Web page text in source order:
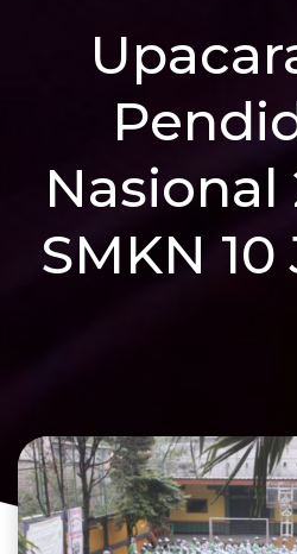
Nasional
SMKN